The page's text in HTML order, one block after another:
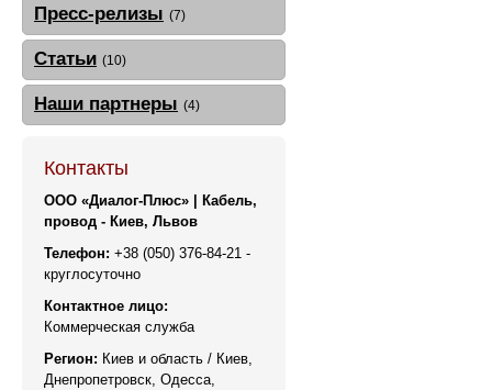
Пресс-релизы (7)
Статьи (10)
Наши партнеры (4)
Контакты
ООО «Диалог-Плюс» | Кабель,
провод - Киев, Львов
Телефон: +38 (050) 376-84-21 -
круглосуточно
Контактное лицо:
Коммерческая служба
Регион: Киев и область / Киев,
Днепропетровск, Одесса,